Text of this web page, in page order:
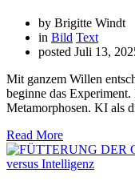
by Brigitte Windt
in Bild Text
posted Juli 13,
Mit ganzem Willen
beginne das
Metamorphosen. KI als
Read More